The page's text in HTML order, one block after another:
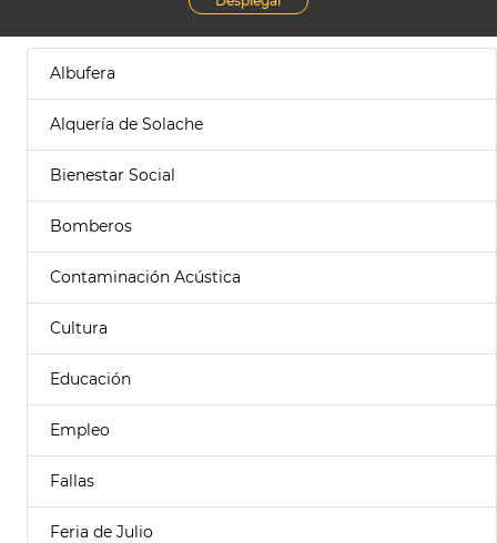
Albufera
Alquería de Solache
Bienestar Social
Bomberos
Contaminación Acústica
Cultura
Educación
Empleo
Fallas
Feria de Julio